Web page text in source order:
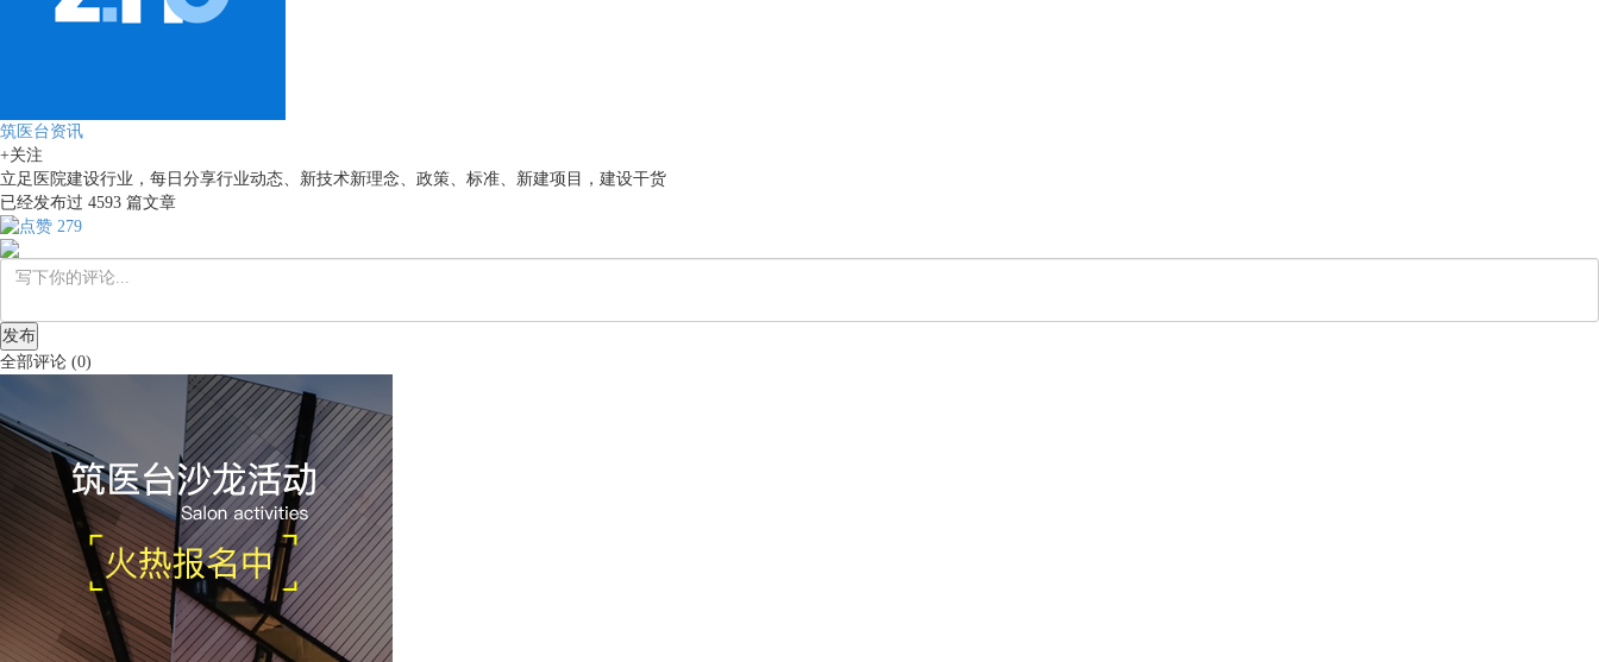
筑医台资讯
+关注
立足医院建设行业，每日分享行业动态、新技术新理念、政策、标准、新建项目，建设干货
已经发布过 4593 篇文章
279
发布
全部评论 (0)